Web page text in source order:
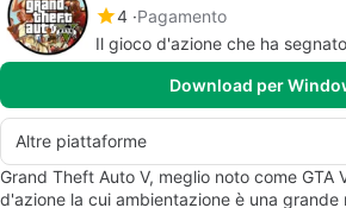
4 Pagamento
Il gioco d'azione che ha
Download per
Altre piattaforme
Grand Theft Auto V, meglio noto come GTA
d'azione la cui ambientazione è una grande